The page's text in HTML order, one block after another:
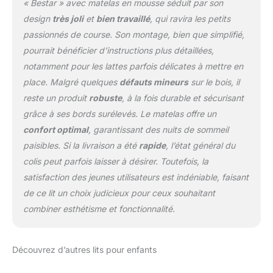
« Bestar » avec matelas en mousse séduit par son
design très joliet bien travaillé, qui ravira les petits
passionnés de course. Son montage, bien que simplifié,
pourrait bénéficier d’instructions plus détaillées,
notamment pour les lattes parfois délicates à mettre en
place. Malgré quelques défauts mineurssur le bois, il
reste un produit robuste, à la fois durable et sécurisant
grâce à ses bords surélevés. Le matelas offre un
confort optimal, garantissant des nuits de sommeil
paisibles. Si la livraison a été rapide, l’état général du
colis peut parfois laisser à désirer. Toutefois, la
satisfaction des jeunes utilisateurs est indéniable, faisant
de ce lit un choix judicieux pour ceux souhaitant
combiner esthétisme et fonctionnalité.
Découvrez d’autres lits pour enfants